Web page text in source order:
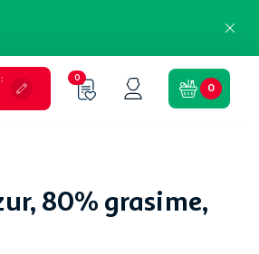
: 0
0
80% grasime,